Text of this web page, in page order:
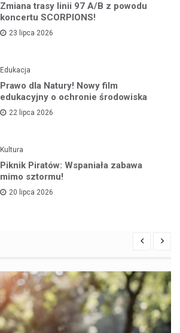
Zmiana trasy linii 97 A/B z powodu
koncertu SCORPIONS!
23 lipca 2026
Edukacja
Prawo dla Natury! Nowy film
edukacyjny o ochronie środowiska
22 lipca 2026
Kultura
Piknik Piratów: Wspaniała zabawa
mimo sztormu!
20 lipca 2026